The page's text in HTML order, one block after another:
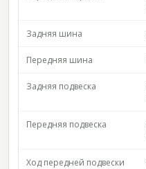
Задняя шина
Передняя шина
Задняя подвеска
Передняя подвеска
Ход передней подвески